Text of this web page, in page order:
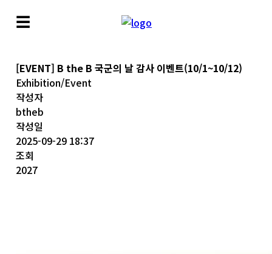
☰
[EVENT] B the B 국군의 날 감사 이벤트(10/1~10/12)
Exhibition/Event
작성자
btheb
작성일
2025-09-29 18:37
조회
2027